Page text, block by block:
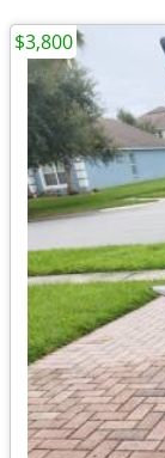
$3,800